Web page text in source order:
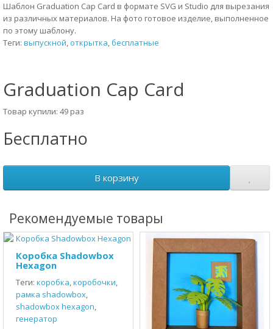
Шаблон Graduation Cap Card в формате SVG и Studio для вырезания
из различных материалов. На фото готовое изделие, выполненное
по этому шаблону.
Теги: выпускной,открытка,бесплатные
Graduation Cap Card
Товар купили: 49 раз
Бесплатно
В корзину
Рекомендуемые товары
Коробка Shadowbox
Hexagon
Теги: коробка,коробочки,
рамка shadowbox,
shadowbox hexagon,
генератор